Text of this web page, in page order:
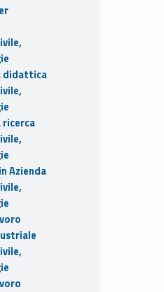
didattica
Azienda